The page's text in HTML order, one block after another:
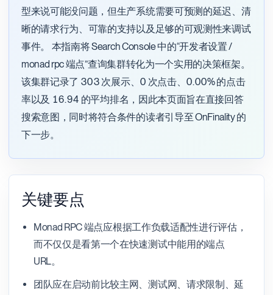
型来说可能没问题，但生产系统需要可预测的延迟、清
晰的请求行为、可靠的支持以及足够的可观测性来调试
事件。 本指南将 Search Console 中的“开发者设置 /
monad rpc 端点”查询集群转化为一个实用的决策框架。
该集群记录了 303 次展示、0 次点击、0.00% 的点击
率以及 16.94 的平均排名，因此本页面旨在直接回答
搜索意图，同时将符合条件的读者引导至 OnFinality 的
下一步。
关键要点
Monad RPC 端点应根据工作负载适配性进行评估，
而不仅仅是看第一个在快速测试中能用的端点
URL。
团队应在启动前比较主网、测试网、请求限制、延